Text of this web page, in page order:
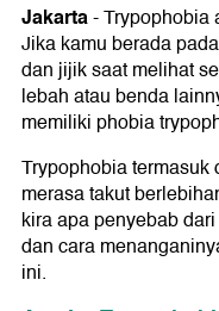
Pemicu
Penyebab
Gejala
Cara
Jakarta-Trypophobia
Jika kamu berada
dan jijik saat melihat
lebah atau benda
memiliki phobia
Trypophobia
merasa takut
kira apa penyebab
dan cara
ini.